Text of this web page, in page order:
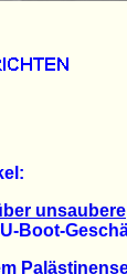
unsaubere